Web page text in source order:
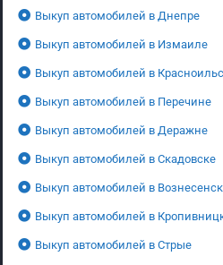
Выкуп автомобилей в Днепре
Выкуп автомобилей в Измаиле
Выкуп автомобилей в
Выкуп автомобилей в Перечине
Выкуп автомобилей в Деражне
Выкуп автомобилей в Скадовске
Выкуп автомобилей в
Выкуп автомобилей в
Выкуп автомобилей в Стрые